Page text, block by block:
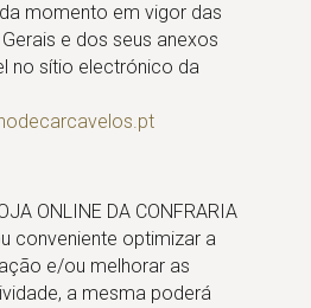
momento em vigor das
e dos seus anexos
no sítio electrónico da
ONLINE DA CONFRARIA
conveniente optimizar a
e/ou melhorar as
a mesma poderá